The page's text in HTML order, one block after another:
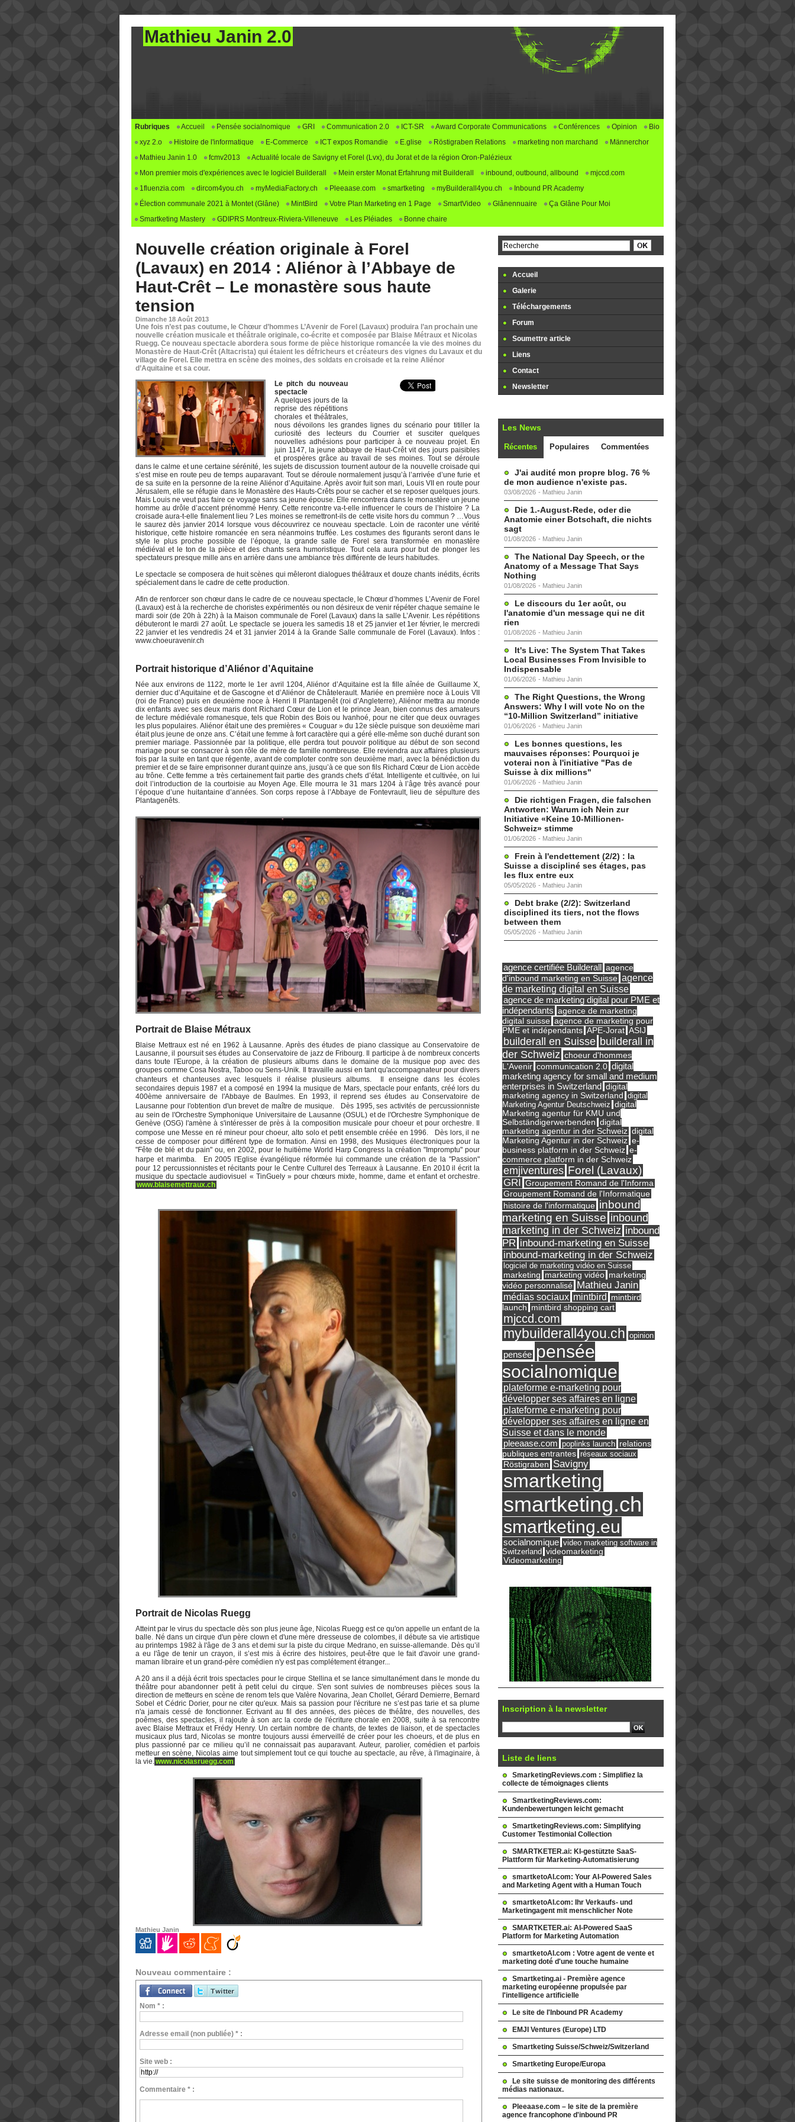
Mathieu Janin 2.0
Rubriques Accueil Pensée socialnomique GRI Communication 2.0 ICT-SR Award Corporate Communications Conférences Opinion
Bio
xyz 2.o
Histoire de l'informatique E-Commerce ICT expos Romandie E.glise Röstigraben Relations marketing non marchand
Männerchor
Mathieu Janin 1.0
fcmv2013
Actualité locale de Savigny et Forel (Lvx), du Jorat et de la région Oron-Palézieux
Mon premier mois d'expériences avec le logiciel Builderall
Mein erster Monat Erfahrung mit Builderall inbound, outbound, allbound
mjccd.com
1fluenzia.com
dircom4you.ch myMediaFactory.ch Pleeaase.com smartketing myBuilderall4you.ch
Inbound PR Academy
Élection communale 2021 à Montet (Glâne)
MintBird Votre Plan Marketing en 1 Page SmartVideo Glânennuaire
Ça Glâne Pour Moi
Smartketing Mastery
GDIPRS Montreux-Riviera-Villeneuve Les Pléiades Bonne chaire
Nouvelle création originale à Forel
(Lavaux) en 2014 : Aliénor à l’Abbaye de
Haut-Crêt – Le monastère sous haute
tension
Dimanche 18 Août 2013
Une fois n’est pas coutume, le Chœur d’hommes L’Avenir de Forel (Lavaux) produira l’an prochain une
nouvelle création musicale et théâtrale originale, co-écrite et composée par Blaise Métraux et Nicolas
Ruegg. Ce nouveau spectacle abordera sous forme de pièce historique romancée la vie des moines du
Monastère de Haut-Crêt (Altacrista) qui étaient les défricheurs et créateurs des vignes du Lavaux et du
village de Forel. Elle mettra en scène des moines, des soldats en croisade et la reine Aliénor
d’Aquitaine et sa cour.
Le pitch du nouveau
spectacle
A quelques jours de la
reprise des répétitions
chorales et théâtrales,
nous dévoilons les grandes lignes du scénario pour titiller la
curiosité des lecteurs du Courrier et susciter quelques
nouvelles adhésions pour participer à ce nouveau projet. En
juin 1147, la jeune abbaye de Haut-Crêt vit des jours paisibles
et prospères grâce au travail de ses moines. Tout se déroule
dans le calme et une certaine sérénité, les sujets de discussion tournent autour de la nouvelle croisade qui
s’est mise en route peu de temps auparavant. Tout se déroule normalement jusqu’à l’arrivée d’une furie et
de sa suite en la personne de la reine Aliénor d’Aquitaine. Après avoir fuit son mari, Louis VII en route pour
Jérusalem, elle se réfugie dans le Monastère des Hauts-Crêts pour se cacher et se reposer quelques jours.
Mais Louis ne veut pas faire ce voyage sans sa jeune épouse. Elle rencontrera dans le monastère un jeune
homme au drôle d’accent prénommé Henry. Cette rencontre va-t-elle influencer le cours de l’histoire ? La
croisade aura-t-elle finalement lieu ? Les moines se remettront-ils de cette visite hors du commun ? …Vous
le saurez dès janvier 2014 lorsque vous découvrirez ce nouveau spectacle. Loin de raconter une vérité
historique, cette histoire romancée en sera néanmoins truffée. Les costumes des figurants seront dans le
style le plus proche possible de l’époque, la grande salle de Forel sera transformée en monastère
médiéval et le ton de la pièce et des chants sera humoristique. Tout cela aura pour but de plonger les
spectateurs presque mille ans en arrière dans une ambiance très différente de leurs habitudes.
Le spectacle se composera de huit scènes qui mêleront dialogues théâtraux et douze chants inédits, écrits
spécialement dans le cadre de cette production.
Afin de renforcer son chœur dans le cadre de ce nouveau spectacle, le Chœur d’hommes L’Avenir de Forel
(Lavaux) est à la recherche de choristes expérimentés ou non désireux de venir répéter chaque semaine le
mardi soir (de 20h à 22h) à la Maison communale de Forel (Lavaux) dans la salle L’Avenir. Les répétitions
débuteront le mardi 27 août. Le spectacle se jouera les samedis 18 et 25 janvier et 1er février, le mercredi
22 janvier et les vendredis 24 et 31 janvier 2014 à la Grande Salle communale de Forel (Lavaux). Infos :
www.choeuravenir.ch
Portrait historique d’Aliénor d’Aquitaine
Née aux environs de 1122, morte le 1er avril 1204, Aliénor d’Aquitaine est la fille aînée de Guillaume X,
dernier duc d’Aquitaine et de Gascogne et d’Aliénor de Châtelerault. Mariée en première noce à Louis VII
(roi de France) puis en deuxième noce à Henri II Plantagenêt (roi d’Angleterre), Aliénor mettra au monde
dix enfants avec ses deux maris dont Richard Cœur de Lion et le prince Jean, bien connus des amateurs
de lecture médiévale romanesque, tels que Robin des Bois ou Ivanhoé, pour ne citer que deux ouvrages
les plus populaires. Aliénor était une des premières « Couguar » du 12e siècle puisque son deuxième mari
était plus jeune de onze ans. C’était une femme à fort caractère qui a géré elle-même son duché durant son
premier mariage. Passionnée par la politique, elle perdra tout pouvoir politique au début de son second
mariage pour se consacrer à son rôle de mère de famille nombreuse. Elle reviendra aux affaires plusieurs
fois par la suite en tant que régente, avant de comploter contre son deuxième mari, avec la bénédiction du
premier et de se faire emprisonner durant quinze ans, jusqu’à ce que son fils Richard Cœur de Lion accède
au trône. Cette femme a très certainement fait partie des grands chefs d’état. Intelligente et cultivée, on lui
doit l’introduction de la courtoisie au Moyen Age. Elle mourra le 31 mars 1204 à l’âge très avancé pour
l’époque d’une huitantaine d’années. Son corps repose à l’Abbaye de Fontevrault, lieu de sépulture des
Plantagenêts.
Portrait de Blaise Métraux
Blaise Mettraux est né en 1962 à Lausanne. Après des études de piano classique au Conservatoire de
Lausanne, il poursuit ses études au Conservatoire de jazz de Fribourg. Il participe à de nombreux concerts
dans toute l'Europe, à la création de plusieurs albums dans le domaine de la musique pop avec des
groupes comme Cosa Nostra, Taboo ou Sens-Unik. Il travaille aussi en tant qu'accompagnateur pour divers
chanteurs et chanteuses avec lesquels il réalise plusieurs albums. Il enseigne dans les écoles
secondaires depuis 1987 et a composé en 1994 la musique de Mars, spectacle pour enfants, créé lors du
400ème anniversaire de l'Abbaye de Baulmes. En 1993, il reprend ses études au Conservatoire de
Lausanne pour l'obtention d'un brevet de maître de musique. Dès 1995, ses activités de percussionniste
au sein de l'Orchestre Symphonique Universitaire de Lausanne (OSUL) et de l'Orchestre Symphonique de
Genève (OSG) l'amène à s'intéresser de près à la composition musicale pour choeur et pour orchestre. Il
compose une Messe en ré mineur pour choeur, alto solo et petit ensemble créée en 1996. Dès lors, il ne
cesse de composer pour différent type de formation. Ainsi en 1998, des Musiques électroniques pour la
"Fête de blé et du pain" ou, en 2002, pour le huitième World Harp Congress la création "Impromptu" pour
harpe et marimba. En 2005 l'Eglise évangélique réformée lui commande une création de la "Passion"
pour 12 percussionnistes et récitants pour le Centre Culturel des Terreaux à Lausanne. En 2010 il écrit la
musique du spectacle audiovisuel « TinGuely » pour chœurs mixte, homme, dame et enfant et orchestre.
www.blaisemettraux.ch
Portrait de Nicolas Ruegg
Atteint par le virus du spectacle dès son plus jeune âge, Nicolas Ruegg est ce qu'on appelle un enfant de la
balle. Né dans un cirque d'un père clown et d'une mère dresseuse de colombes, il débute sa vie artistique
au printemps 1982 à l'âge de 3 ans et demi sur la piste du cirque Medrano, en suisse-allemande. Dès qu’il
a eu l'âge de tenir un crayon, il s’est mis à écrire des histoires, peut-être que le fait d'avoir une grand-
maman libraire et un grand-père comédien n'y est pas complétement étranger...
A 20 ans il a déjà écrit trois spectacles pour le cirque Stellina et se lance simultanément dans le monde du
théâtre pour abandonner petit à petit celui du cirque. S'en sont suivies de nombreuses pièces sous la
direction de metteurs en scène de renom tels que Valère Novarina, Jean Chollet, Gérard Demierre, Bernard
Sobel et Cédric Dorier, pour ne citer qu'eux. Mais sa passion pour l'écriture ne s’est pas tarie et sa plume
n'a jamais cessé de fonctionner. Ecrivant au fil des années, des pièces de théâtre, des nouvelles, des
poêmes, des spectacles, il rajoute à son arc la corde de l'écriture chorale en 2008, suite à sa rencontre
avec Blaise Mettraux et Frédy Henry. Un certain nombre de chants, de textes de liaison, et de spectacles
musicaux plus tard, Nicolas se montre toujours aussi émerveillé de créer pour les choeurs, et de plus en
plus passionné par ce milieu qu’il ne connaissait pas auparavant. Auteur, parolier, comédien et parfois
metteur en scène, Nicolas aime tout simplement tout ce qui touche au spectacle, au rêve, à l'imaginaire, à
la vie.www.nicolasruegg.com
Mathieu Janin
Nouveau commentaire :
Nom * :
Adresse email (non publiée) * :
Site web :
Commentaire * :
Accueil
Galerie
Téléchargements
Forum
Soumettre article
Liens
Contact
Newsletter
Les News
Récentes Populaires Commentées
J'ai audité mon propre blog. 76 %
de mon audience n'existe pas.
03/08/2026 - Mathieu Janin
Die 1.-August-Rede, oder die
Anatomie einer Botschaft, die nichts
sagt
01/08/2026 - Mathieu Janin
The National Day Speech, or the
Anatomy of a Message That Says
Nothing
01/08/2026 - Mathieu Janin
Le discours du 1er août, ou
l'anatomie d'un message qui ne dit
rien
01/08/2026 - Mathieu Janin
It's Live: The System That Takes
Local Businesses From Invisible to
Indispensable
01/06/2026 - Mathieu Janin
The Right Questions, the Wrong
Answers: Why I will vote No on the
“10-Million Switzerland” initiative
01/06/2026 - Mathieu Janin
Les bonnes questions, les
mauvaises réponses: Pourquoi je
voterai non à l'initiative "Pas de
Suisse à dix millions"
01/06/2026 - Mathieu Janin
Die richtigen Fragen, die falschen
Antworten: Warum ich Nein zur
Initiative «Keine 10-Millionen-
Schweiz» stimme
01/06/2026 - Mathieu Janin
Frein à l'endettement (2/2) : la
Suisse a discipliné ses étages, pas
les flux entre eux
05/05/2026 - Mathieu Janin
Debt brake (2/2): Switzerland
disciplined its tiers, not the flows
between them
05/05/2026 - Mathieu Janin
agence certifiée Builderall
agence
d'inbound marketing en Suisse agence
de marketing digital en Suisse
agence de marketing digital pour PME et
indépendants agence de marketing
digital suisse agence de marketing pour
PME et indépendants APE-Jorat ASIJ
builderall en Suisse builderall in
der Schweiz choeur d'hommes
L'Avenir communication 2.0 digital
marketing agency for small and medium
enterprises in Switzerland digital
marketing agency in Switzerland digital
Marketing Agentur Deutschweiz digital
Marketing agentur für KMU und
Selbständigerwerbenden digital
marketing agentur in der Schweiz digital
Marketing Agentur in der Schweiz e-
business platform in der Schweiz e-
commerce platform in der Schweiz
emjiventures Forel (Lavaux)
GRI Groupement Romand de l'Informa
Groupement Romand de l'Informatique
histoire de l'informatique inbound
marketing en Suisse inbound
marketing in der Schweiz inbound
PR inbound-marketing en Suisse
inbound-marketing in der Schweiz
logiciel de marketing vidéo en Suisse
marketing marketing vidéo marketing
vidéo personnalisé Mathieu Janin
médias sociaux mintbird
mintbird
launch mintbird shopping cart
mjccd.com
mybuilderall4you.ch opinion
pensée pensée
socialnomique
plateforme e-marketing pour
développer ses affaires en ligne
plateforme e-marketing pour
développer ses affaires en ligne en
Suisse et dans le monde
pleeaase.com poplinks launch relations
publiques entrantes réseaux sociaux
Röstigraben Savigny
smartketing
smartketing.ch
smartketing.eu
socialnomique video marketing software in
Switzerland videomarketing
Videomarketing
Inscription à la newsletter
Liste de liens
SmarketingReviews.com : Simplifiez la
collecte de témoignages clients
SmartketingReviews.com:
Kundenbewertungen leicht gemacht
SmartketingReviews.com: Simplifying
Customer Testimonial Collection
SMARTKETER.ai: KI-gestützte SaaS-
Plattform für Marketing-Automatisierung
smartketoAI.com: Your AI-Powered Sales
and Marketing Agent with a Human Touch
smartketoAI.com: Ihr Verkaufs- und
Marketingagent mit menschlicher Note
SMARTKETER.ai: AI-Powered SaaS
Platform for Marketing Automation
smartketoAI.com : Votre agent de vente et
marketing doté d'une touche humaine
Smartketing.ai - Première agence
marketing européenne propulsée par
l'intelligence artificielle
Le site de l'Inbound PR Academy
EMJI Ventures (Europe) LTD
Smartketing Suisse/Schweiz/Switzerland
Smartketing Europe/Europa
Le site suisse de monitoring des différents
médias nationaux.
Pleeaase.com – le site de la première
agence francophone d'inbound PR